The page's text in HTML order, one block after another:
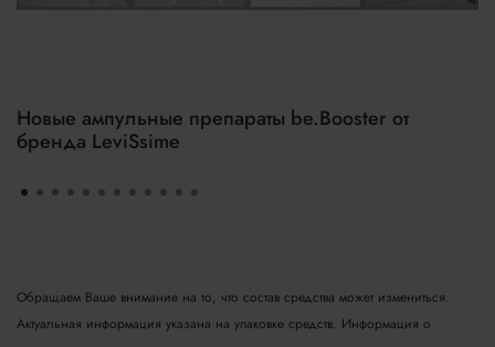
Новые ампульные препараты be.Booster от
бренда LeviSsime
Обращаем Ваше внимание на то, что состав средства может измениться.
Актуальная информация указана на упаковке средств. Информация о